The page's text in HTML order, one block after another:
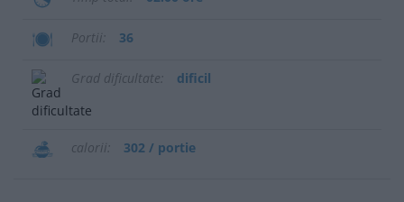
Portii 36
Grad dificultate dificil
calorii 302 / portie